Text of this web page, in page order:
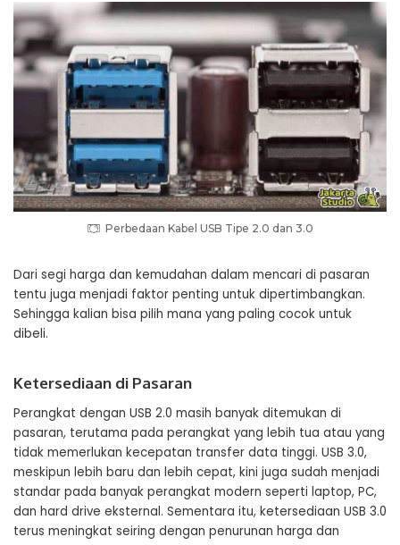
Perbedaan Kabel USB Tipe 2.0 dan 3.0
Dari segi harga dan kemudahan dalam mencari di pasaran
tentu juga menjadi faktor penting untuk dipertimbangkan.
Sehingga kalian bisa pilih mana yang paling cocok untuk
dibeli.
Ketersediaan di Pasaran
Perangkat dengan USB 2.0 masih banyak ditemukan di
pasaran, terutama pada perangkat yang lebih tua atau yang
tidak memerlukan kecepatan transfer data tinggi. USB 3.0,
meskipun lebih baru dan lebih cepat, kini juga sudah menjadi
standar pada banyak perangkat modern seperti laptop, PC,
dan hard drive eksternal. Sementara itu, ketersediaan USB 3.0
terus meningkat seiring dengan penurunan harga dan